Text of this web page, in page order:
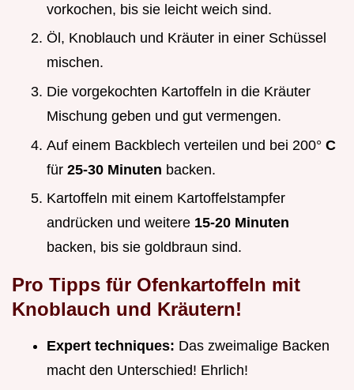
vorkochen, bis sie leicht weich sind.
Öl, Knoblauch und Kräuter in einer Schüssel
mischen.
Die vorgekochten Kartoffeln in die Kräuter
Mischung geben und gut vermengen.
Auf einem Backblech verteilen und bei 200° C
für 25-30 Minuten backen.
Kartoffeln mit einem Kartoffelstampfer
andrücken und weitere 15-20 Minuten
backen, bis sie goldbraun sind.
Pro Tipps für Ofenkartoffeln mit
Knoblauch und Kräutern!
Expert techniques: Das zweimalige Backen
macht den Unterschied! Ehrlich!